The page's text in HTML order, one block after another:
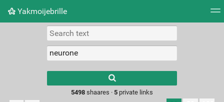
Yakmoijebrille
Picture wall
results.
5498shaares · 5private links